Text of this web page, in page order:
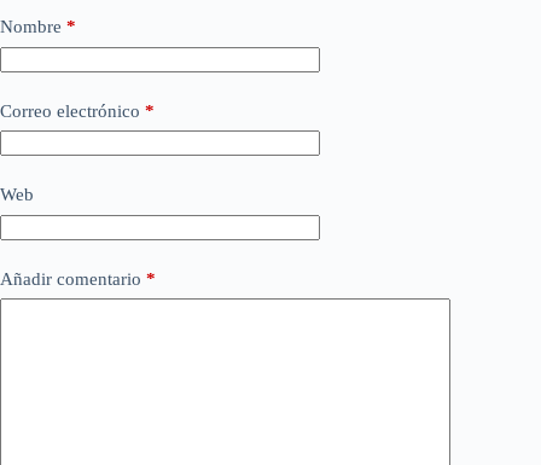
Nombre *
Correo electrónico *
Web
Añadir comentario *